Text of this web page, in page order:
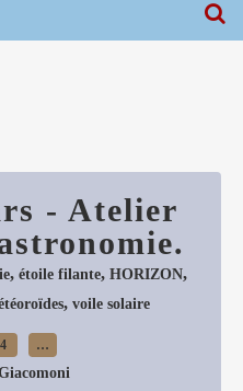
- Atelier
, étoile filante, HORIZON,
, voile solaire
…